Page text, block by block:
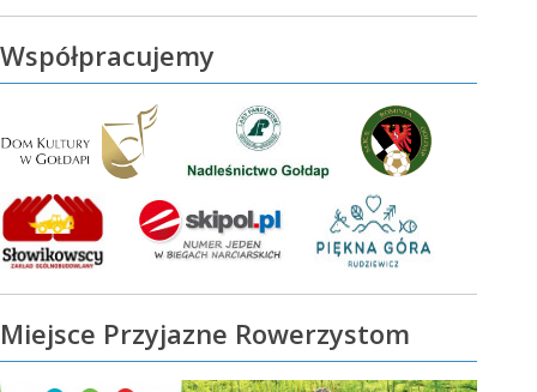
Współpracujemy
Miejsce Przyjazne Rowerzystom